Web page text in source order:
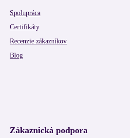
Spolupráca
Certifikáty
Recenzie zákazníkov
Blog
Zákaznická podpora